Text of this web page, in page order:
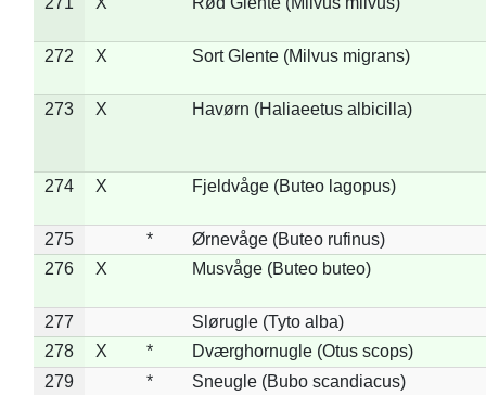
272 X Sort Glente (Milvus migrans)
273 X Havørn (Haliaeetus albicilla)
274 X Fjeldvåge (Buteo lagopus)
275 *
Ørnevåge (Buteo rufinus)
276
X Musvåge (Buteo buteo)
277
Slørugle (Tyto alba)
278
X *
Dværghornugle (Otus scops)
279
*
Sneugle (Bubo scandiacus)